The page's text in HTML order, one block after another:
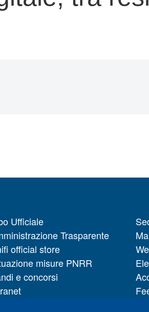
Ufficiale
Trasparente
official store
misure PNRR
e concorsi